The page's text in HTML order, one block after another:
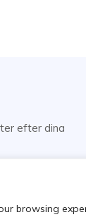
browsing
efter dina